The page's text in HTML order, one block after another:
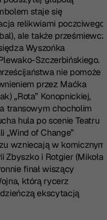
staje się
relikwiami poczciwego
ale także
Wyszońka
Szczerbińskiego.
nie pomoże
przez Maćka
„Rota” Konopnickiej,
transowym chocholim
hula po scenie Teatru
of Change”
wzniecają w komicznym
i Rotgier (Mikołaj
finał wiszący
którą rycerz
ekscytacją